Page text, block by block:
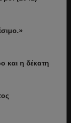
και η δέκατη